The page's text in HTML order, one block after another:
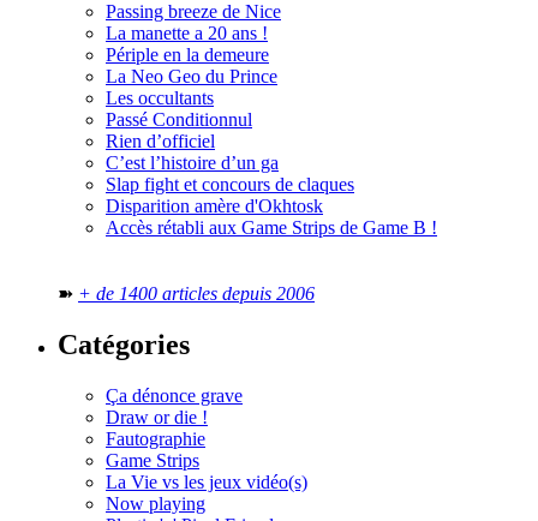
Passing breeze de Nice
La manette a 20 ans !
Périple en la demeure
La Neo Geo du Prince
Les occultants
Passé Conditionnul
Rien d’officiel
C’est l’histoire d’un ga
Slap fight et concours de claques
Disparition amère d'Okhtosk
Accès rétabli aux Game Strips de Game B !
➽ + de 1400 articles depuis 2006
Catégories
Ça dénonce grave
Draw or die !
Fautographie
Game Strips
La Vie vs les jeux vidéo(s)
Now playing